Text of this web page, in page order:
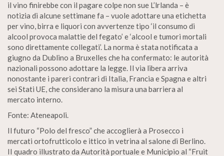
il vino finirebbe con il pagare colpe non sue L’lrlanda – è
notizia di alcune settimane fa – vuole adottare una etichetta
per vino, birra e liquori con avvertenze tipo ‘il consumo di
alcool provoca malattie del fegato’ e ‘alcool e tumori mortali
sono direttamente collegati’. La norma è stata notificata a
giugno da Dublino a Bruxelles che ha confermato: le autorità
nazionali possono adottare la legge. Il via libera arriva
nonostante i pareri contrari di Italia, Francia e Spagna e altri
sei Stati UE, che considerano la misura una barriera al
mercato interno.
Fonte: Ateneapoli.
Il futuro “Polo del fresco” che accoglierà a Prosecco i
mercati ortofrutticolo e ittico in vetrina al salone di Berlino.
II quadro illustrato da Autorità portuale e Municipio al “Fruit